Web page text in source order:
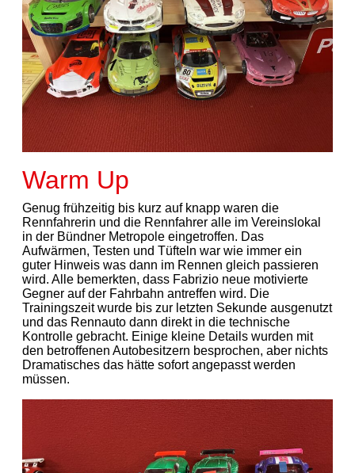
Warm Up
Genug frühzeitig bis kurz auf knapp waren die
Rennfahrerin und die Rennfahrer alle im Vereinslokal
in der Bündner Metropole eingetroffen. Das
Aufwärmen, Testen und Tüfteln war wie immer ein
guter Hinweis was dann im Rennen gleich passieren
wird. Alle bemerkten, dass Fabrizio neue motivierte
Gegner auf der Fahrbahn antreffen wird. Die
Trainingszeit wurde bis zur letzten Sekunde ausgenutzt
und das Rennauto dann direkt in die technische
Kontrolle gebracht. Einige kleine Details wurden mit
den betroffenen Autobesitzern besprochen, aber nichts
Dramatisches das hätte sofort angepasst werden
müssen.